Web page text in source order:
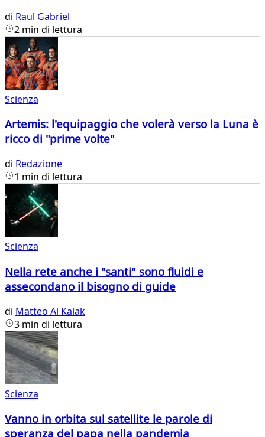
di Raul Gabriel
2 min di lettura
Scienza
Artemis: l'equipaggio che volerà verso la Luna è
ricco di "prime volte"
di Redazione
1 min di lettura
Scienza
Nella rete anche i "santi" sono fluidi e
assecondano il bisogno di guide
di Matteo Al Kalak
3 min di lettura
Scienza
Vanno in orbita sul satellite le parole di
speranza del papa nella pandemia